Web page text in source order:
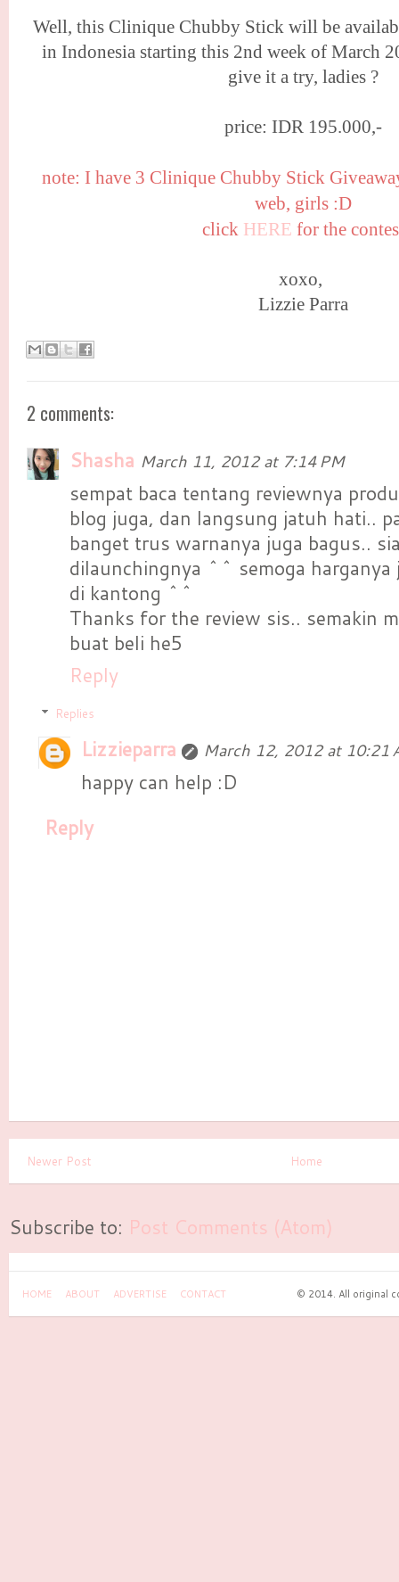
Well, this Clinique Chubby Stick will be
in Indonesia starting this 2nd week of March
give it a try, ladies ?
price: IDR 195.000,-
note: I have 3 Clinique Chubby Stick
web, girls :D
click HERE for the
xoxo,
Lizzie Parra
2 comments:
Shasha March 11, 2012 at 7:14 PM
sempat baca tentang reviewnya
blog juga, dan langsung jatuh hati..
banget trus warnanya juga bagus..
dilaunchingnya ^^ semoga harganya
di kantong ^^
Thanks for the review sis.. semakin
buat beli he5
Reply
Replies
Lizzieparra March 12, 2012 at 10:21
happy can help :D
Reply
Newer Post Home
Subscribe to: Post Comments (Atom)
HOME ABOUT ADVERTISE CONTACT © 2014. All original